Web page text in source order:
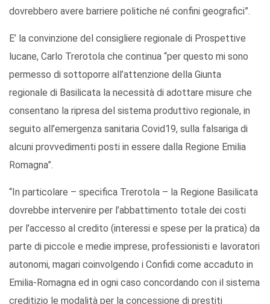
dovrebbero avere barriere politiche né confini geografici”.
E’ la convinzione del consigliere regionale di Prospettive
lucane, Carlo Trerotola che continua “per questo mi sono
permesso di sottoporre all’attenzione della Giunta
regionale di Basilicata la necessità di adottare misure che
consentano la ripresa del sistema produttivo regionale, in
seguito all’emergenza sanitaria Covid19, sulla falsariga di
alcuni provvedimenti posti in essere dalla Regione Emilia
Romagna”.
“In particolare – specifica Trerotola – la Regione Basilicata
dovrebbe intervenire per l’abbattimento totale dei costi
per l’accesso al credito (interessi e spese per la pratica) da
parte di piccole e medie imprese, professionisti e lavoratori
autonomi, magari coinvolgendo i Confidi come accaduto in
Emilia-Romagna ed in ogni caso concordando con il sistema
creditizio le modalità per la concessione di prestiti